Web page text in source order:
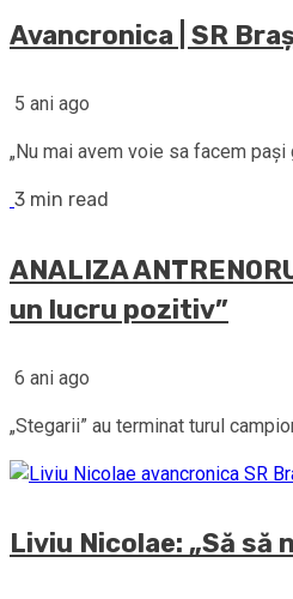
Avancronica | SR
5 ani ago
„Nu mai avem voie sa facem
3 min read
ANALIZA
un lucru pozitiv”
6 ani ago
„Stegarii” au terminat turul
Liviu Nicolae: „Să